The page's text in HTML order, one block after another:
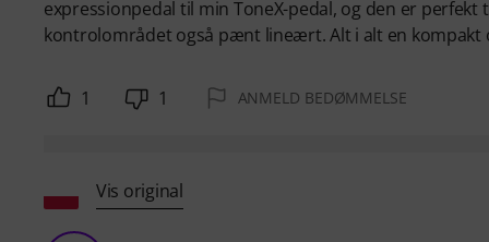
expressionpedal til min ToneX-pedal, og den er
kontrolområdet også pænt lineært. Alt i alt en kompakt
1 1 ANMELD BEDØMMELSE
Vis original